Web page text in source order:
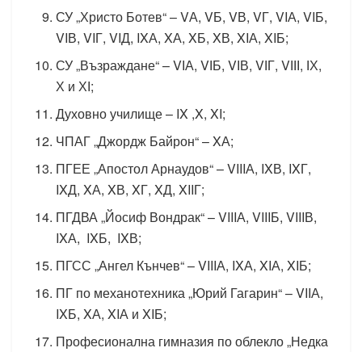
СУ „Христо Ботев“ – VА, VБ, VВ, VГ, VIА, VIБ,
VIВ, VIГ, VIД, IXА, XА, XБ, XВ, XIА, XIБ;
СУ „Възраждане“ – VІА, VІБ, VІВ, VІГ, VІІІ, ІХ,
Х и ХІ;
Духовно училище – IX ,X, XI;
ЧПАГ „Джордж Байрон“ – XА;
ПГЕЕ „Апостол Арнаудов“ – VIIIА, IXВ, IXГ,
IXД, XА, XВ, XГ, XД, XIIГ;
ПГДВА „Йосиф Вондрак“ – VIIIА, VIIIБ, VIIIВ,
IXА, IXБ, IXВ;
ПГСС „Ангел Кънчев“ – VIIIА, IXА, XIА, XIБ;
ПГ по механотехника „Юрий Гагарин“ – VIIА,
IXБ, XА, XIА и XIБ;
Професионална гимназия по облекло „Недка